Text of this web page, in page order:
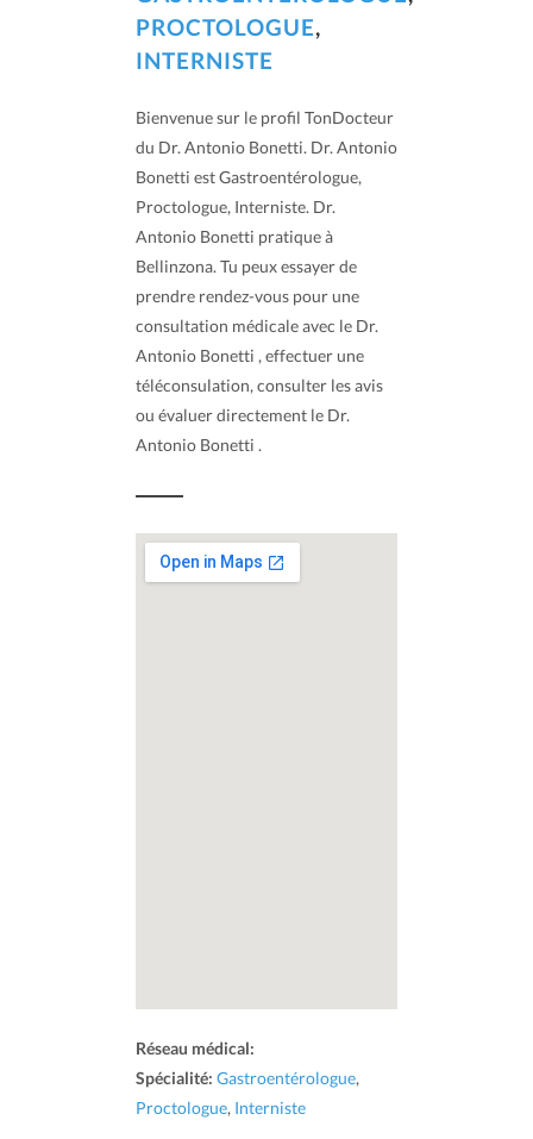
PROCTOLOGUE,
INTERNISTE
Bienvenue sur le profil TonDocteur
du Dr. Antonio Bonetti. Dr. Antonio
Bonetti est Gastroentérologue,
Proctologue, Interniste. Dr.
Antonio Bonetti pratique à
Bellinzona. Tu peux essayer de
prendre rendez-vous pour une
consultation médicale avec le Dr.
Antonio Bonetti , effectuer une
téléconsulation, consulter les avis
ou évaluer directement le Dr.
Antonio Bonetti .
Réseau médical:
Spécialité: Gastroentérologue,
Proctologue, Interniste